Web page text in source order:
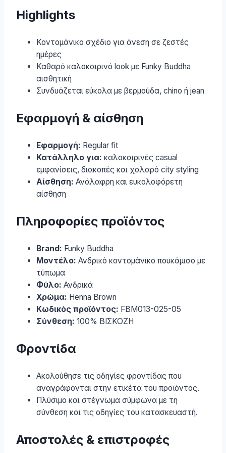
Highlights
Κοντομάνικο σχέδιο για άνεση σε ζεστές
ημέρες
Καθαρό καλοκαιρινό look με Funky Buddha
αισθητική
Συνδυάζεται εύκολα με βερμούδα, chino ή jean
Εφαρμογή & αίσθηση
Εφαρμογή: Regular fit
Κατάλληλο για: καλοκαιρινές casual
εμφανίσεις, διακοπές και χαλαρό city styling
Αίσθηση: Ανάλαφρη και ευκολοφόρετη
αίσθηση
Πληροφορίες προϊόντος
Brand: Funky Buddha
Μοντέλο: Ανδρικό κοντομάνικο πουκάμισο με
τύπωμα
Φύλο: Ανδρικά
Χρώμα: Henna Brown
Κωδικός προϊόντος: FBM013-025-05
Σύνθεση: 100% ΒΙΣΚΟΖΗ
Φροντίδα
Ακολούθησε τις οδηγίες φροντίδας που
αναγράφονται στην ετικέτα του προϊόντος.
Πλύσιμο και στέγνωμα σύμφωνα με τη
σύνθεση και τις οδηγίες του κατασκευαστή.
Αποστολές & επιστροφές